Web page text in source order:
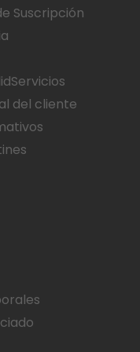
Suscripción
del cliente